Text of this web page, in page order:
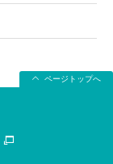
ページトップへ